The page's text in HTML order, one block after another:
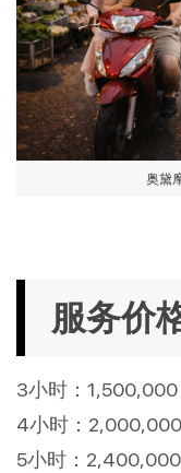
奥黛
服务价
3小时：1,500,000
4小时：2,000,000
5小时：2,400,000